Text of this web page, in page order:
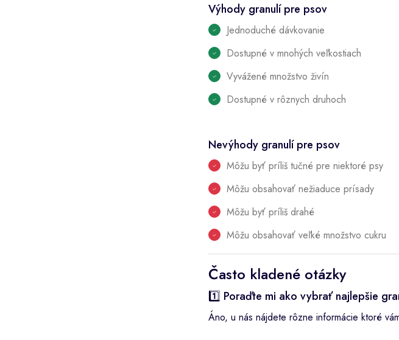
Výhody granulí pre psov
Jednoduché dávkovanie
Dostupné v mnohých veľkostiach
Vyvážené množstvo živín
Dostupné v rôznych druhoch
Nevýhody granulí pre psov
Môžu byť príliš tučné pre niektoré psy
Môžu obsahovať nežiaduce prísady
Môžu byť príliš drahé
Môžu obsahovať veľké množstvo cukru
Často kladené otázky
1️⃣ Poraďte mi ako vybrať najlepšie
Áno, u nás nájdete rôzne informácie ktoré